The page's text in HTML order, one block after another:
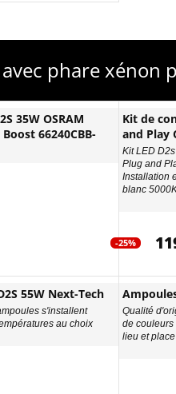
phare xénon
35W OSRAM
66240CBB-
Kit de
and Play
Kit LED
Plug and
Installation
blanc
-25%
55W Next-Tech
s'installent
au choix
Qualité
de couleurs
lieu et